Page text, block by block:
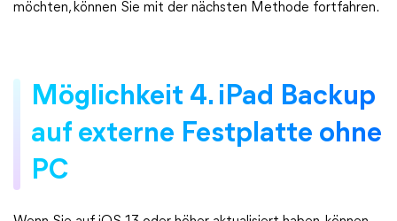
möchten, können Sie mit der nächsten Methode fortfahren.
Möglichkeit 4. iPad Backup
auf externe Festplatte ohne
PC